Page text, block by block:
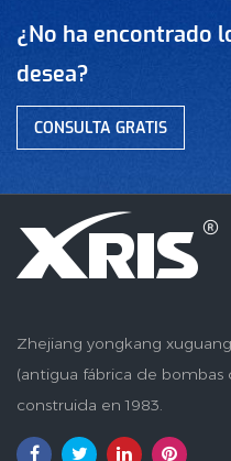
¿No ha encontrado
desea?
CONSULTA GRATIS
Zhejiang yongkang
(antigua fábrica de
construida en 1983.